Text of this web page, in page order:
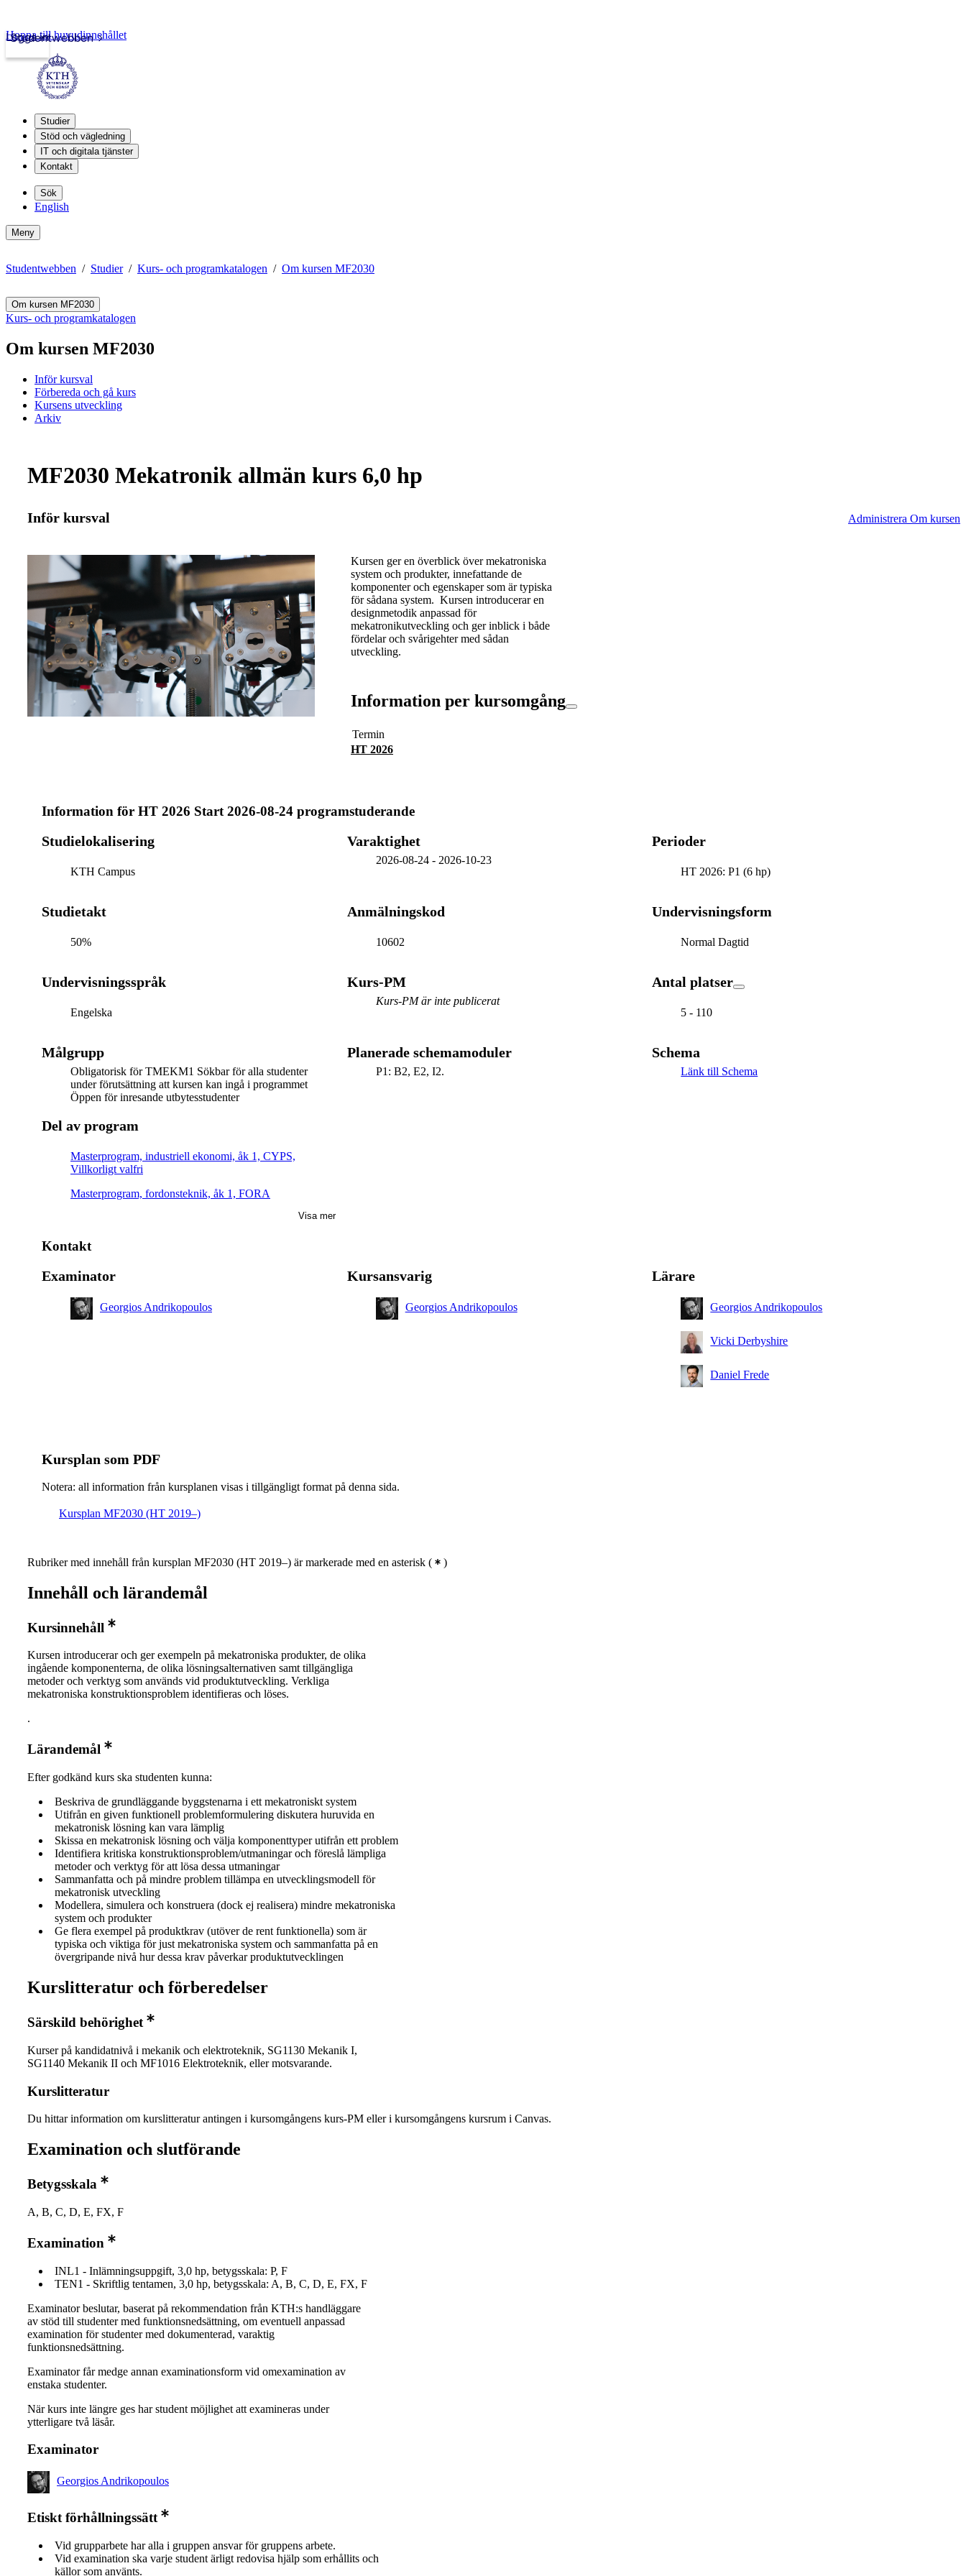
Studentwebben
Logga in
Hoppa till huvudinnehållet
Studier
Stöd och vägledning
IT och digitala tjänster
Kontakt
Sök
English
Meny
Studentwebben Studier Kurs- och programkatalogen Om kursen MF2030
Om kursen MF2030
Kurs- och programkatalogen
Om kursen MF2030
Inför kursval
Förbereda och gå kurs
Kursens utveckling
Arkiv
MF2030 Mekatronik allmän kurs 6,0 hp
Inför kursval Administrera Om kursen
Kursen ger en överblick över mekatroniska
system och produkter, innefattande de
komponenter och egenskaper som är typiska
för sådana system. Kursen introducerar en
designmetodik anpassad för
mekatronikutveckling och ger inblick i både
fördelar och svårigehter med sådan
utveckling.
Information per kursomgång
Termin
HT 2026
Information för HT 2026 Start 2026-08-24 programstuderande
Studielokalisering
KTH Campus
Varaktighet
2026-08-24- 2026-10-23
Perioder
HT 2026: P1 (6 hp)
Studietakt
50%
Anmälningskod
10602
Undervisningsform
Normal Dagtid
Undervisningsspråk
Engelska
Kurs-PM
Kurs-PM är inte publicerat
Antal platser
5 - 110
Målgrupp
Obligatorisk för TMEKM1 Sökbar för alla studenter
under förutsättning att kursen kan ingå i programmet
Öppen för inresande utbytesstudenter
Planerade schemamoduler
P1: B2, E2, I2.
Schema
Länk till Schema
Del av program
Masterprogram, industriell ekonomi, åk 1, CYPS,
Villkorligt valfri
Masterprogram, fordonsteknik, åk 1, FORA
Masterprogram, medicinsk teknik, åk 2, ELEK, Villkorligt
Masterprogram, maskinkonstruktion, åk 1, Villkorligt
Masterprogram, systemteknik och robotik, åk 2,
Visa mer
Kontakt
Examinator
Georgios Andrikopoulos
Kursansvarig
Georgios Andrikopoulos
Lärare
Georgios Andrikopoulos
Vicki Derbyshire
Daniel Frede
Kursplan som PDF
Notera: all information från kursplanen visas i tillgängligt format på denna sida.
Kursplan MF2030 (HT 2019–)
Rubriker med innehåll från kursplan MF2030 (HT 2019–) är markerade med en asterisk ( )
Innehåll och lärandemål
Kursinnehåll
Kursen introducerar och ger exempeln på mekatroniska produkter, de olika
ingående komponenterna, de olika lösningsalternativen samt tillgängliga
metoder och verktyg som används vid produktutveckling. Verkliga
mekatroniska konstruktionsproblem identifieras och löses.
.
Lärandemål
Efter godkänd kurs ska studenten kunna:
Beskriva de grundläggande byggstenarna i ett mekatroniskt system
Utifrån en given funktionell problemformulering diskutera huruvida en
mekatronisk lösning kan vara lämplig
Skissa en mekatronisk lösning och välja komponenttyper utifrån ett problem
Identifiera kritiska konstruktionsproblem/utmaningar och föreslå lämpliga
metoder och verktyg för att lösa dessa utmaningar
Sammanfatta och på mindre problem tillämpa en utvecklingsmodell för
mekatronisk utveckling
Modellera, simulera och konstruera (dock ej realisera) mindre mekatroniska
system och produkter
Ge flera exempel på produktkrav (utöver de rent funktionella) som är
typiska och viktiga för just mekatroniska system och sammanfatta på en
övergripande nivå hur dessa krav påverkar produktutvecklingen
Kurslitteratur och förberedelser
Särskild behörighet
Kurser på kandidatnivå i mekanik och elektroteknik, SG1130 Mekanik I,
SG1140 Mekanik II och MF1016 Elektroteknik, eller motsvarande.
Kurslitteratur
Du hittar information om kurslitteratur antingen i kursomgångens kurs-PM eller i kursomgångens kursrum i Canvas.
Examination och slutförande
Betygsskala
A, B, C, D, E, FX, F
Examination
INL1 - Inlämningsuppgift, 3,0 hp, betygsskala: P, F
TEN1 - Skriftlig tentamen, 3,0 hp, betygsskala: A, B, C, D, E, FX, F
Examinator beslutar, baserat på rekommendation från KTH:s handläggare
av stöd till studenter med funktionsnedsättning, om eventuell anpassad
examination för studenter med dokumenterad, varaktig
funktionsnedsättning.
Examinator får medge annan examinationsform vid omexamination av
enstaka studenter.
När kurs inte längre ges har student möjlighet att examineras under
ytterligare två läsår.
Examinator
Georgios Andrikopoulos
Etiskt förhållningssätt
Vid grupparbete har alla i gruppen ansvar för gruppens arbete.
Vid examination ska varje student ärligt redovisa hjälp som erhållits och
källor som använts.